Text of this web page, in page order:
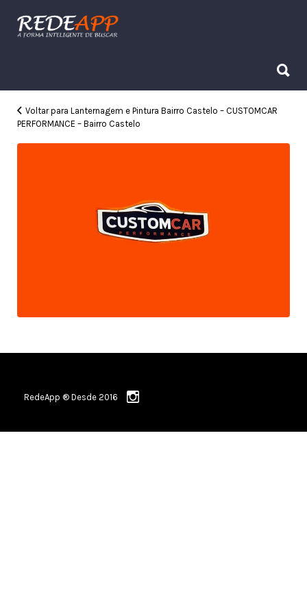
Procurar:
Voltar para Lanternagem e Pintura Bairro Castelo – CUSTOMCAR
PERFORMANCE – Bairro Castelo
RedeApp ® Desde 2016